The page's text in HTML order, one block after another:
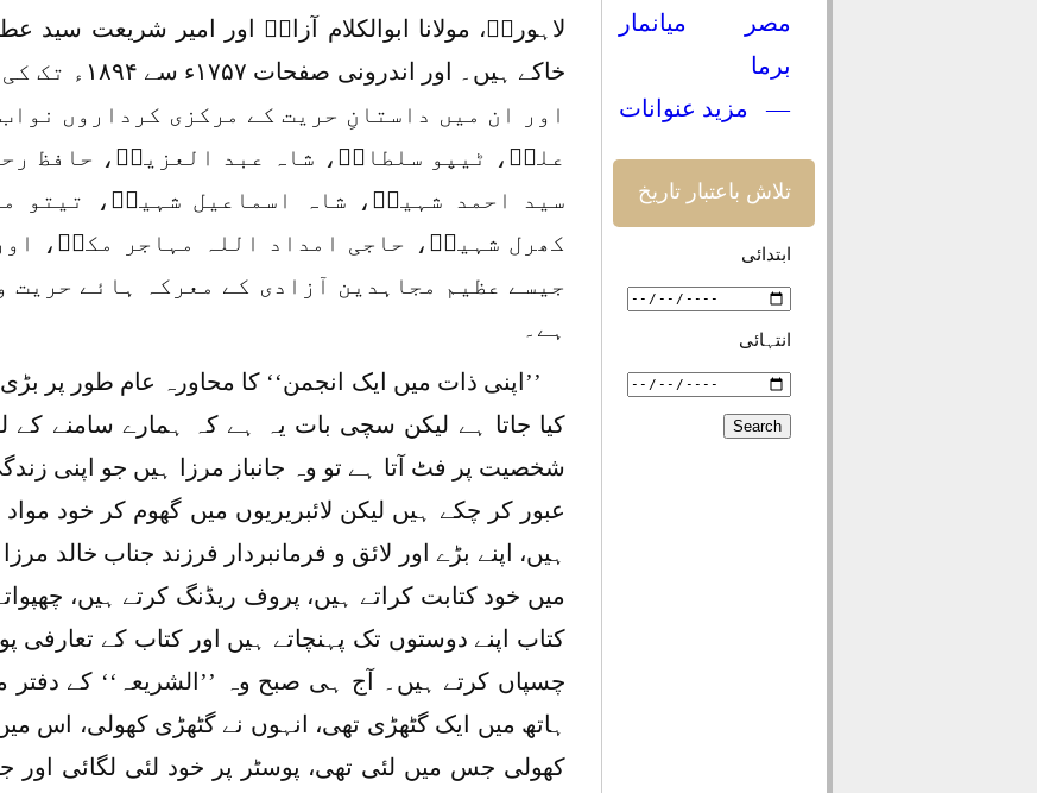
لاہوریؒ، مولانا ابوالکلام آزادؒ اور امیر شریعت سید
خاکے ہیں۔ اور
اور ان میں داستانِ حریت کے مرکزی کرداروں
علیؒ، ٹیپو سلطانؒ، شاہ عبد العزیزؒ، حافظ
سید احمد شہیدؒ، شاہ اسماعیل شہیدؒ، تیتو
کھرل شہیدؒ، حاجی امداد اللہ مہاجر مکیؒ،
جیسے عظیم مجاہدین آزادی کے معرکہ ہائے حریت
ہے۔
’’اپنی ذات میں ایک انجمن‘‘ کا محاورہ عام طور پر
کیا جاتا ہے لیکن سچی بات یہ ہے کہ ہمارے سامنے کے
شخصیت پر فٹ آتا ہے تو وہ جانباز مرزا ہیں جو اپنی
عبور کر چکے ہیں لیکن لائبریریوں میں گھوم کر خود مواد
ہیں، اپنے بڑے اور لائق و فرمانبردار فرزند جناب خالد
میں خود کتابت کراتے ہیں، پروف ریڈنگ کرتے ہیں،
کتاب اپنے دوستوں تک پہنچاتے ہیں اور کتاب کے تعارفی
چسپاں کرتے ہیں۔ آج ہی صبح وہ ’’الشریعہ‘‘ کے دفتر
ہاتھ میں ایک گٹھڑی تھی، انہوں نے گٹھڑی کھولی، اس
کھولی جس میں لئی تھی، پوسٹر پر خود لئی لگائی
مصر
میانمار
برما
— مزید عنوانات
تلاش باعتبار تاریخ
ابتدائی
انتہائی